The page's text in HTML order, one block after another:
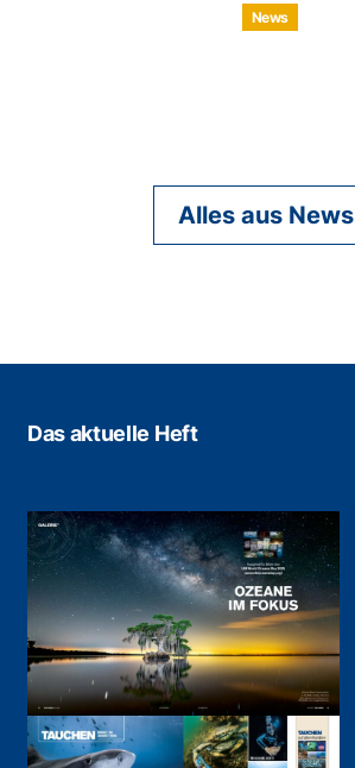
News
Alles aus News
Das aktuelle Heft